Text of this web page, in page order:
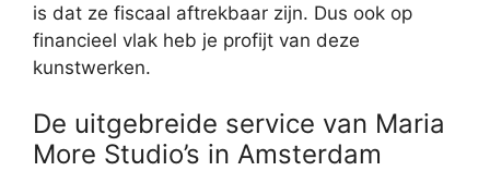
is dat ze fiscaal aftrekbaar zijn. Dus ook op
financieel vlak heb je profijt van deze
kunstwerken.
De uitgebreide service van Maria
More Studio’s in Amsterdam